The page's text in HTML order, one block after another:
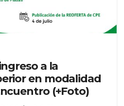
a la
en modalidad
(+Foto)